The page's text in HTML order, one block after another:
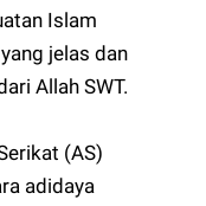
Islam
jelas dan
Allah SWT.
(AS)
adidaya